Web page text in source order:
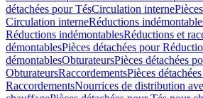
détachées pour TésCirculation interne
Circulation interneRéductions
Réductions indémontablesRéductions et
démontablesPièces détachées pour
démontablesObturateursPièces détachées
ObturateursRaccordementsPièces
RaccordementsNourrices de distribution